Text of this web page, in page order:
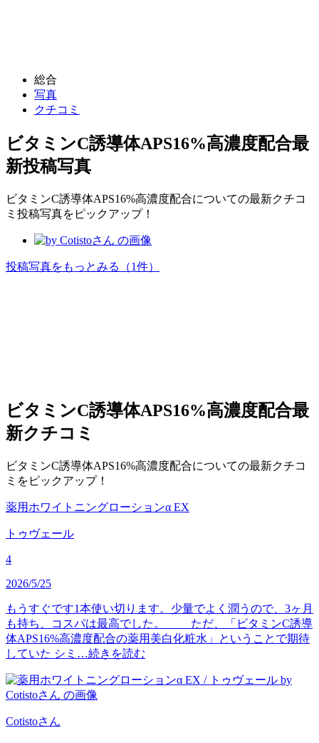
総合
写真
クチコミ
ビタミンC誘導体APS16%高濃度配合最
新投稿写真
ビタミンC誘導体APS16%高濃度配合についての最新クチコ
ミ投稿写真をピックアップ！
投稿写真をもっとみる （1件）
ビタミンC誘導体APS16%高濃度配合最
新クチコミ
ビタミンC誘導体APS16%高濃度配合についての最新クチコ
ミをピックアップ！
薬用ホワイトニングローションα EX
トゥヴェール
4
2026/5/25
もうすぐです1本使い切ります。少量でよく潤うので、3ヶ月
も持ち、コスパは最高でした。 ただ、「ビタミンC誘導
体APS16%高濃度配合の薬用美白化粧水」ということで期待
していた シミ…続きを読む
Cotistoさん